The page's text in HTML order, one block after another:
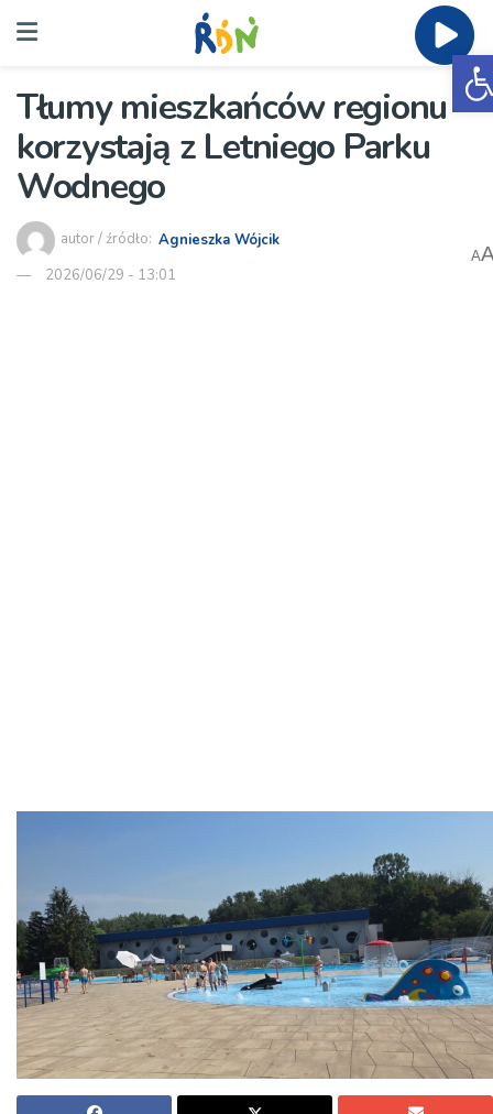
Tłumy mieszkańców regionu
korzystają z Letniego Parku
Wodnego
autor / źródło: Agnieszka Wójcik
2026/06/29 - 13:01
A